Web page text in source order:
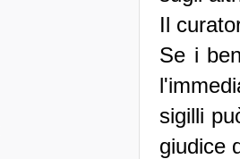
Il
Se i
sigilli
giudice